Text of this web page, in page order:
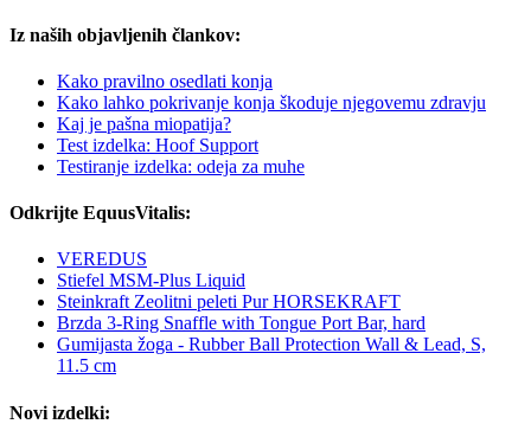
Iz naših objavljenih člankov:
Kako pravilno osedlati konja
Kako lahko pokrivanje konja škoduje njegovemu zdravju
Kaj je pašna miopatija?
Test izdelka: Hoof Support
Testiranje izdelka: odeja za muhe
Odkrijte EquusVitalis:
VEREDUS
Stiefel MSM-Plus Liquid
Steinkraft Zeolitni peleti Pur HORSEKRAFT
Brzda 3-Ring Snaffle with Tongue Port Bar, hard
Gumijasta žoga - Rubber Ball Protection Wall & Lead, S,
11.5 cm
Novi izdelki: